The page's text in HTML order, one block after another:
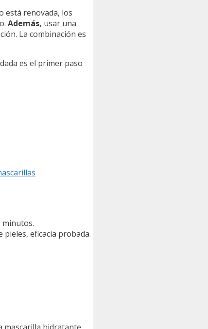
está renovada, los
Además, usar una
La combinación es
es el primer paso
minutos.
eficacia probada.